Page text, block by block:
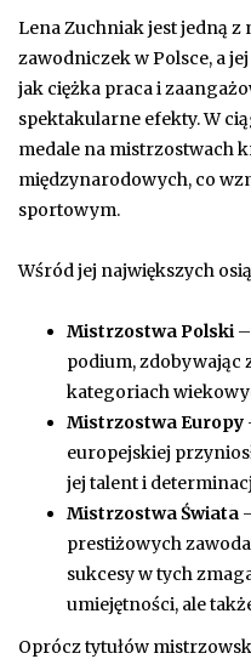
Lena Zuchniak jest jedną
zawodniczek w Polsce, a
jak ciężka praca i
spektakularne efekty. W
medale na mistrzostwach
międzynarodowych, co
sportowym.
Wśród jej największych
Mistrzostwa Polski
podium, zdobywając
kategoriach
Mistrzostwa Europy
europejskiej
jej talent i
Mistrzostwa Świata
prestiżowych
sukcesy w tych
umiejętności, ale
Oprócz tytułów